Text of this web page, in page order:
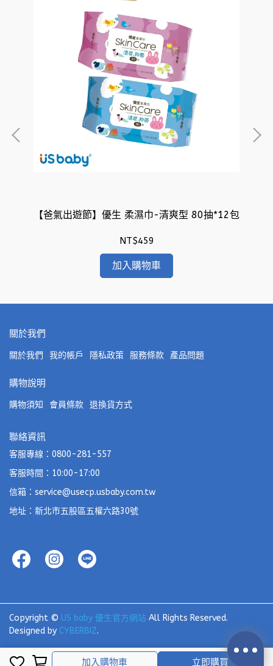
加入購物車 立即購買
【爸氣出遊節】優生 柔濕巾-清爽型 80抽*12包
NT$459
加入購物車
關於我們
關於我們 我的帳戶 隱私政策 服務條款 產品問題
購物說明
購物須知 會員條款 退換貨方式
聯絡資訊
客服專線：0800-281-557
客服時間：10:00-17:00
信箱：service@usecp.usbaby.com.tw
地址：新北市五股區五權六路30號
Copyright © US baby 優生官方網站 All Rights Reserved.
Designed by CYBERBIZ.